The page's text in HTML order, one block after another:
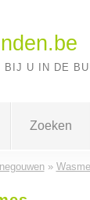
BIJ U IN DE
Zoeken
»